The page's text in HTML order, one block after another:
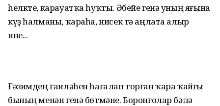
һелкте, карауатҡа һуҡты. Әбейе генә уның яғына
күҙ һалманы, ҡараһа, нисек тә аңлата алыр
ине...
Ғәзимдең ғаиләһен һағалап торған ҡара ҡайғы
бының менән генә бөтмәне. Боронғолар бәлә